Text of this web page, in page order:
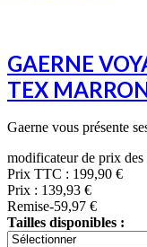
GAERNE
TEX
Gaerne vous présente
modificateur de prix des
Prix TTC : 199,90 €
Prix : 139,93 €
Remise-59,97 €
Tailles disponibles :